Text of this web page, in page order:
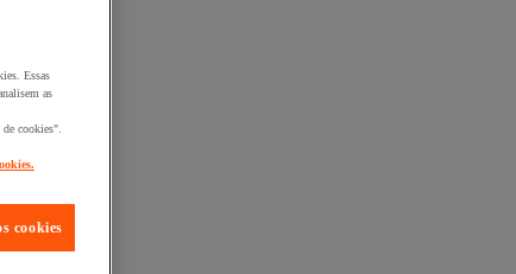
Essas
as
cookies".
cookies